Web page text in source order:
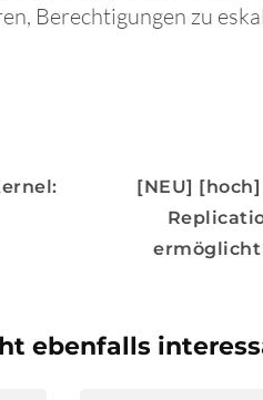
Berechtigungen zu
[NEU]
ermöglicht
ebenfalls